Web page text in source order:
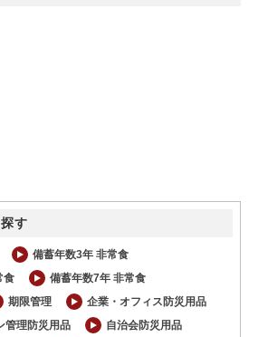
す
備蓄年数3年 非常食
食
備蓄年数7年 非常食
期限管理
企業・オフィス防災用品
管理防災用品
自治会防災用品